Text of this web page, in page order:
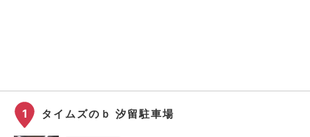
1 タイムズのｂ 汐留駐車場